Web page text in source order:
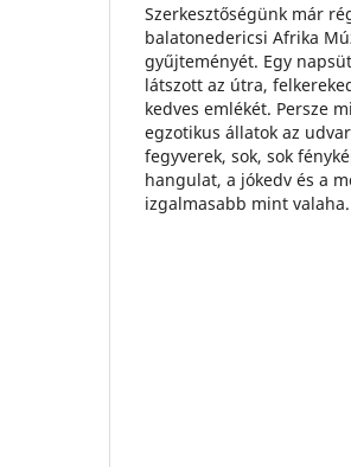
Szerkesztőségünk már
balatonedericsi Afrika
gyűjteményét. Egy
látszott az útra,
kedves emlékét. Persze
egzotikus állatok az
fegyverek, sok, sok
hangulat, a jókedv és a
izgalmasabb mint valaha.